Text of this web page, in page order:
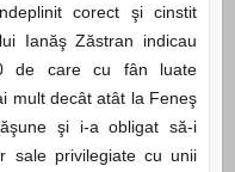
corect şi cinstit
Ianăş Zăstran indicau
de care cu fân luate
mult decât atât la Feneş
şi i-a obligat să-i
sale privilegiate cu unii